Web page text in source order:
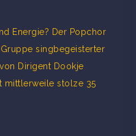
Energie? Der Popchor
singbegeisterter
Dirigent Dookje
mittlerweile stolze 35